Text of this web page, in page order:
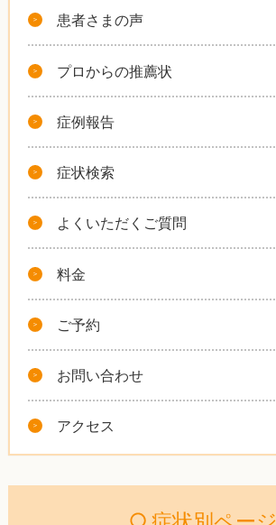
患者さまの声
プロからの推薦状
症例報告
症状検索
よくいただくご質問
料金
ご予約
お問い合わせ
アクセス